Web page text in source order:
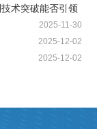
术突破能否引领
2025-11-30
2025-12-02
2025-12-02